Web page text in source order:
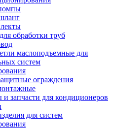
обработки труб
маслоподъемные для
систем
ограждения
запчасти для кондиционеров
для систем